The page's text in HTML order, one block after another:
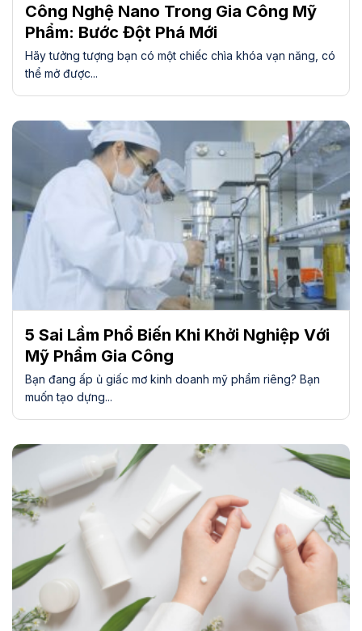
Công Nghệ Nano Trong Gia Công Mỹ
Phẩm: Bước Đột Phá Mới
Hãy tưởng tượng bạn có một chiếc chìa khóa vạn năng, có
thể mở được...
5 Sai Lầm Phổ Biến Khi Khởi Nghiệp Với
Mỹ Phẩm Gia Công
Bạn đang ấp ủ giấc mơ kinh doanh mỹ phẩm riêng? Bạn
muốn tạo dựng...